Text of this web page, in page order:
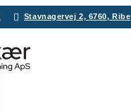
Stavnagervej 2, 6760, Ribe